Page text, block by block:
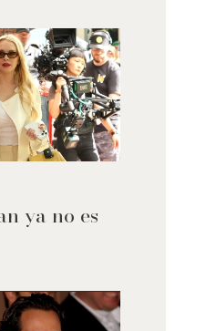
ya no es